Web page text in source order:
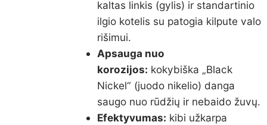
kaltas linkis (gylis) ir standartinio
ilgio kotelis su patogia kilpute valo
rišimui.
Apsauga nuo
korozijos: kokybiška „Black
Nickel“ (juodo nikelio) danga
saugo nuo rūdžių ir nebaido žuvų.
Efektyvumas: kibi užkarpa